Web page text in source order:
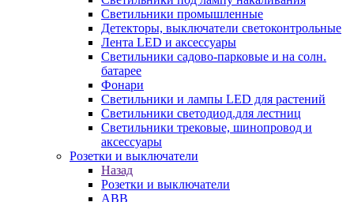
Светильники промышленные
Детекторы, выключатели светоконтрольные
Лента LED и аксессуары
Светильники садово-парковые и на солн.
батарее
Фонари
Светильники и лампы LED для растений
Светильники светодиод.для лестниц
Светильники трековые, шинопровод и
аксессуары
Розетки и выключатели
Назад
Розетки и выключатели
ABB